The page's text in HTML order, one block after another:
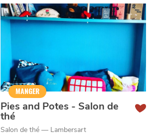
MANGER
Pies and Potes - Salon de
thé
Salon de thé — Lambersart